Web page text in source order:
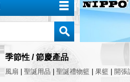
季節性 / 節慶產品
風扇 聖誕用品 聖誕禮物籃 果籃 開張